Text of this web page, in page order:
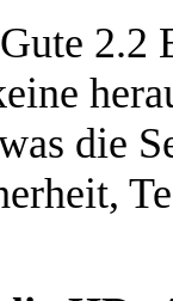
Gute 2.2
die